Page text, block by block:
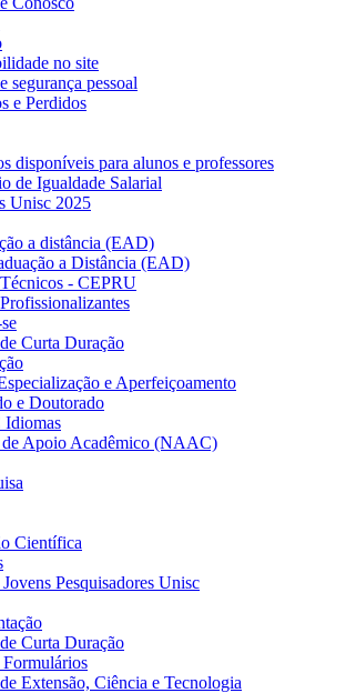
no site
segurança pessoal
e Perdidos
disponíveis para alunos e professores
de Igualdade Salarial
Unisc 2025
a distância (EAD)
a Distância (EAD)
- CEPRU
Curta Duração
e Aperfeiçoamento
e Doutorado
Apoio Acadêmico (NAAC)
Científica
Pesquisadores Unisc
Curta Duração
Formulários
Extensão, Ciência e Tecnologia